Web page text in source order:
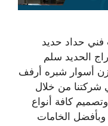
فني حداد حديد
الحديد سلم
أسوار شبره أرفف
شركتنا من خلال
كافة أنواع
وبأفضل الخامات